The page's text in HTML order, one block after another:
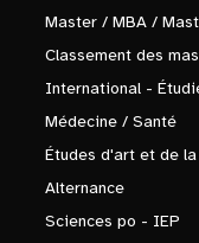
Master / MBA /
Classement des
International -
Médecine / Santé
Études d'art et de
Alternance
Sciences po - IEP